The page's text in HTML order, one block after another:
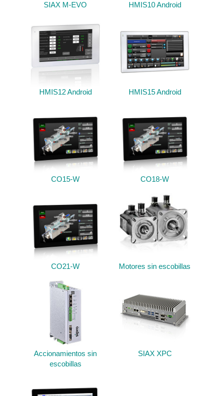
SIAX M-EVO HMIS10 Android
HMIS12 Android HMIS15 Android
CO15-W CO18-W
CO21-W Motores sin escobillas
Accionamientos sin
escobillas
SIAX XPC